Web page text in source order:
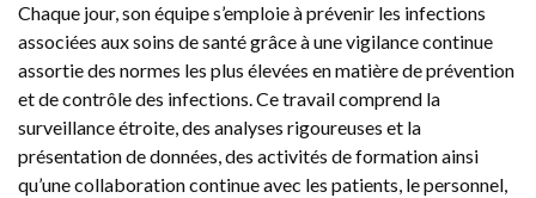
Chaque jour, son équipe s’emploie à prévenir les infections
associées aux soins de santé grâce à une vigilance continue
assortie des normes les plus élevées en matière de prévention
et de contrôle des infections. Ce travail comprend la
surveillance étroite, des analyses rigoureuses et la
présentation de données, des activités de formation ainsi
qu’une collaboration continue avec les patients, le personnel,